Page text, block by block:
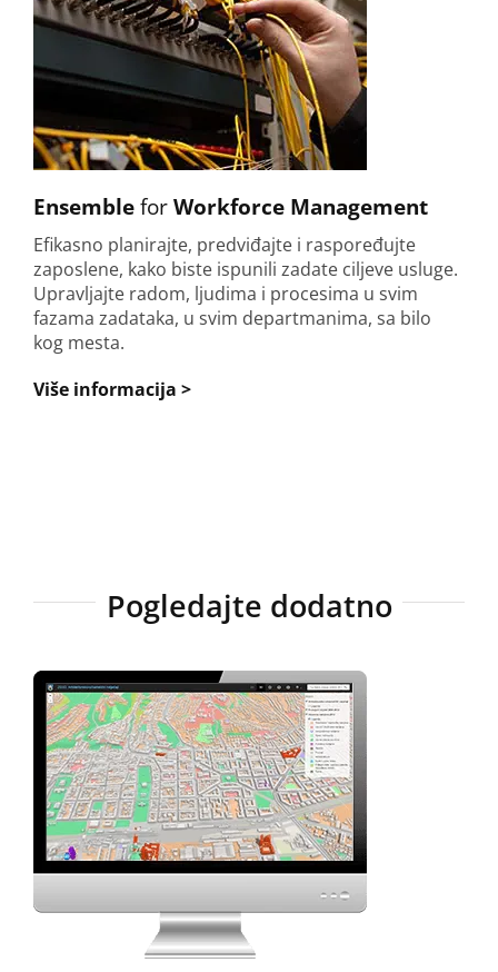
EnsembleforWorkforce Management
Efikasno planirajte, predviđajte i raspoređujte
zaposlene, kako biste ispunili zadate ciljeve usluge.
Upravljajte radom, ljudima i procesima u svim
fazama zadataka, u svim departmanima, sa bilo
kog mesta.
Više informacija >
Pogledajte dodatno